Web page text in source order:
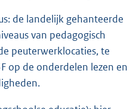
de landelijk gehanteerde
van pedagogisch
peuterwerklocaties, te
op de onderdelen lezen en